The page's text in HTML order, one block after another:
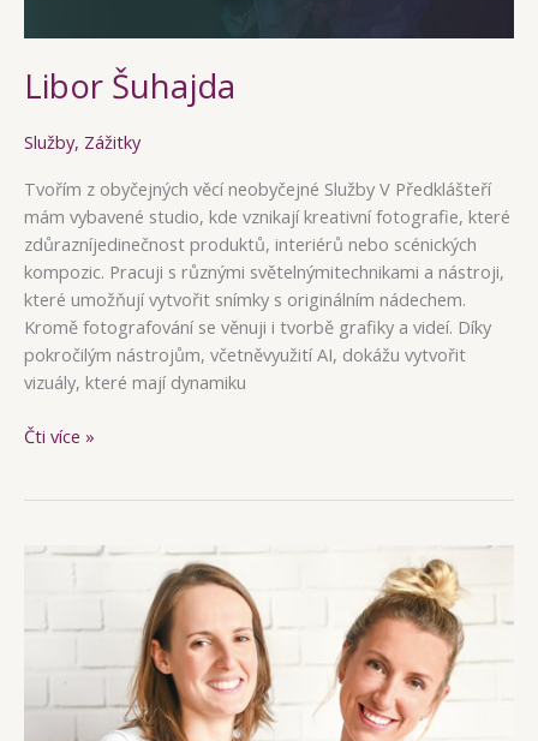
Libor Šuhajda
Služby, Zážitky
Tvořím z obyčejných věcí neobyčejné Služby V Předklášteří
mám vybavené studio, kde vznikají kreativní fotografie, které
zdůrazníjedinečnost produktů, interiérů nebo scénických
kompozic. Pracuji s různými světelnýmitechnikami a nástroji,
které umožňují vytvořit snímky s originálním nádechem.
Kromě fotografování se věnuji i tvorbě grafiky a videí. Díky
pokročilým nástrojům, včetněvyužití AI, dokážu vytvořit
vizuály, které mají dynamiku
Libor
Čti více »